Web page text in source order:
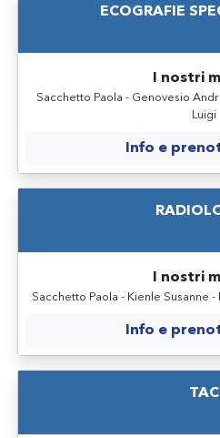
ECOGRAFIE
I nostri
Sacchetto Paola - Genovesio
Luigi
Info e
I nostri
Sacchetto Paola - Kienle Susanne
Info e
TAC